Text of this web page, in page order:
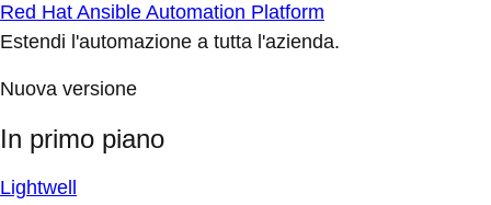
Red Hat Ansible Automation Platform
Estendi l'automazione a tutta l'azienda.
Nuova versione
In primo piano
Lightwell